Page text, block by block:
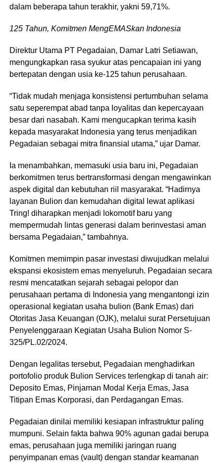
dalam beberapa tahun terakhir, yakni 59,71%.
125 Tahun, Komitmen MengEMASkan Indonesia
Direktur Utama PT Pegadaian, Damar Latri Setiawan,
mengungkapkan rasa syukur atas pencapaian ini yang
bertepatan dengan usia ke-125 tahun perusahaan.
“Tidak mudah menjaga konsistensi pertumbuhan selama
satu seperempat abad tanpa loyalitas dan kepercayaan
besar dari nasabah. Kami mengucapkan terima kasih
kepada masyarakat Indonesia yang terus menjadikan
Pegadaian sebagai mitra finansial utama,” ujar Damar.
Ia menambahkan, memasuki usia baru ini, Pegadaian
berkomitmen terus bertransformasi dengan mengawinkan
aspek digital dan kebutuhan riil masyarakat. “Hadirnya
layanan Bulion dan kemudahan digital lewat aplikasi
Tring! diharapkan menjadi lokomotif baru yang
mempermudah lintas generasi dalam berinvestasi aman
bersama Pegadaian,” tambahnya.
Komitmen memimpin pasar investasi diwujudkan melalui
ekspansi ekosistem emas menyeluruh. Pegadaian secara
resmi mencatatkan sejarah sebagai pelopor dan
perusahaan pertama di Indonesia yang mengantongi izin
operasional kegiatan usaha bulion (Bank Emas) dari
Otoritas Jasa Keuangan (OJK), melalui surat Persetujuan
Penyelenggaraan Kegiatan Usaha Bulion Nomor S-
325/PL.02/2024.
Dengan legalitas tersebut, Pegadaian menghadirkan
portofolio produk Bulion Services terlengkap di tanah air:
Deposito Emas, Pinjaman Modal Kerja Emas, Jasa
Titipan Emas Korporasi, dan Perdagangan Emas.
Pegadaian dinilai memiliki kesiapan infrastruktur paling
mumpuni. Selain fakta bahwa 90% agunan gadai berupa
emas, perusahaan juga memiliki jaringan ruang
penyimpanan emas (vault) dengan standar keamanan